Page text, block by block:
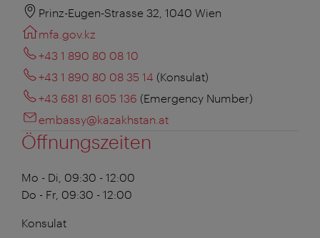
Prinz-Eugen-Strasse 32, 1040 Wien
mfa.gov.kz
+43 1 890 80 08 10
+43 1 890 80 08 35 14 (Konsulat)
+43 681 81 605 136 (Emergency Number)
embassy@kazakhstan.at
Öffnungszeiten
Mo - Di, 09:30 - 12:00
Do - Fr, 09:30 - 12:00
Konsulat